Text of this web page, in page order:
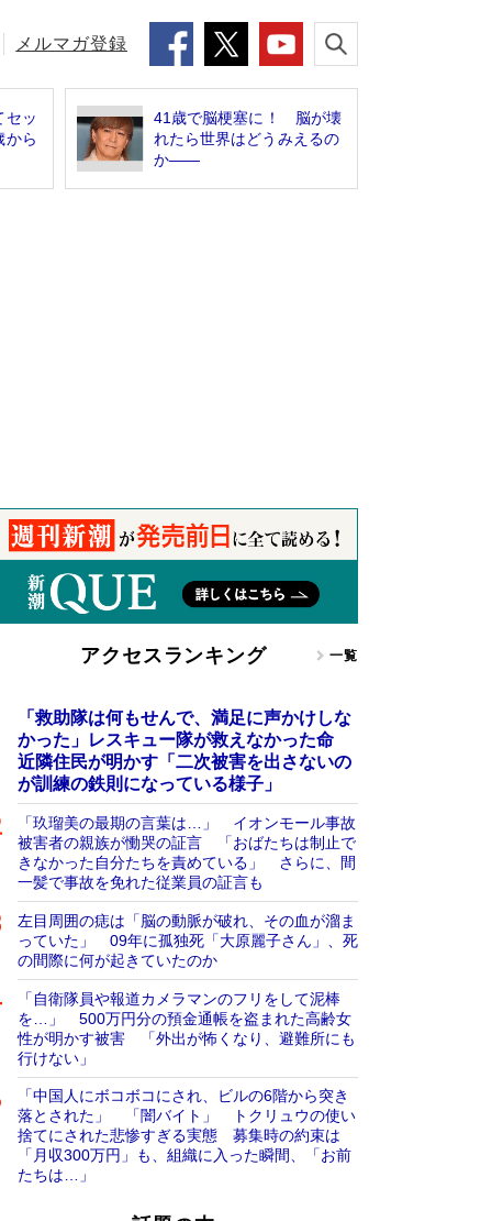
メルマガ登録
セッ
から
41歳で脳梗塞に！ 脳が壊
れたら世界はどうみえるの
か――
アクセスランキング 一覧
「救助隊は何もせんで、満足に声かけしな
かった」レスキュー隊が救えなかった命
近隣住民が明かす「二次被害を出さないの
が訓練の鉄則になっている様子」
「玖瑠美の最期の言葉は…」 イオンモール事故
被害者の親族が慟哭の証言 「おばたちは制止で
きなかった自分たちを責めている」 さらに、間
一髪で事故を免れた従業員の証言も
左目周囲の痣は「脳の動脈が破れ、その血が溜ま
っていた」 09年に孤独死「大原麗子さん」、死
の間際に何が起きていたのか
「自衛隊員や報道カメラマンのフリをして泥棒
を…」 500万円分の預金通帳を盗まれた高齢女
性が明かす被害 「外出が怖くなり、避難所にも
行けない」
「中国人にボコボコにされ、ビルの6階から突き
落とされた」 「闇バイト」 トクリュウの使い
捨てにされた悲惨すぎる実態 募集時の約束は
「月収300万円」も、組織に入った瞬間、「お前
たちは…」